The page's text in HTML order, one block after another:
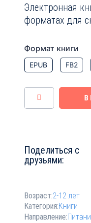
Электронная
форматах для
Формат книги
EPUB FB2
В
Поделиться с
друзьями:
Возраст:2-12 лет
Категория:Книги
Направление: